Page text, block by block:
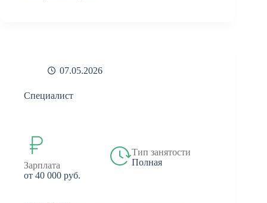
07.05.2026
Специалист
Зарплата
от 40 000 руб.
Тип занятости
Полная